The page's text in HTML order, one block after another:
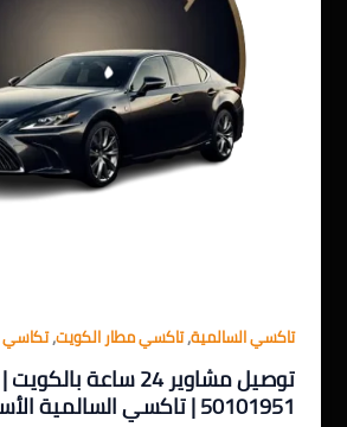
تاكسي السالمية,تاكسي مطار الكويت,تكاسي
توصيل مشاوير 24 ساعة
50101951 | تاكسي السالمية الأسرع